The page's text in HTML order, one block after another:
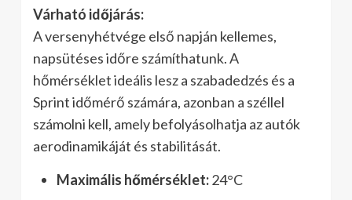
Várható időjárás:
A versenyhétvége első napján kellemes,
napsütéses időre számíthatunk. A
hőmérséklet ideális lesz a szabadedzés és a
Sprint időmérő számára, azonban a széllel
számolni kell, amely befolyásolhatja az autók
aerodinamikáját és stabilitását.
Maximális hőmérséklet:24°C